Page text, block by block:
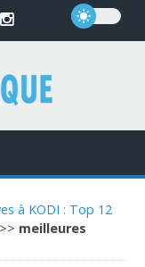
à KODI : Top 12
>> meilleures